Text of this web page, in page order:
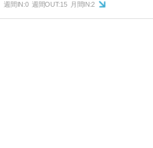
週間IN:0 週間OUT:15 月間IN:2